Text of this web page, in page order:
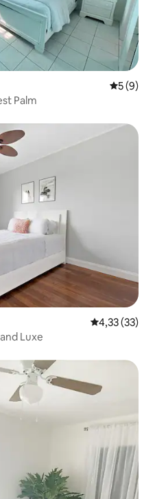
5 de
5 (9)
Palm
4,33 de uma
4,33 (33)
Luxe